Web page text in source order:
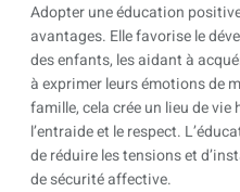
Adopter une éducation
avantages. Elle favorise le
des enfants, les aidant à
à exprimer leurs émotions de
famille, cela crée un lieu de
l’entraide et le respect.
de réduire les tensions et
de sécurité affective.